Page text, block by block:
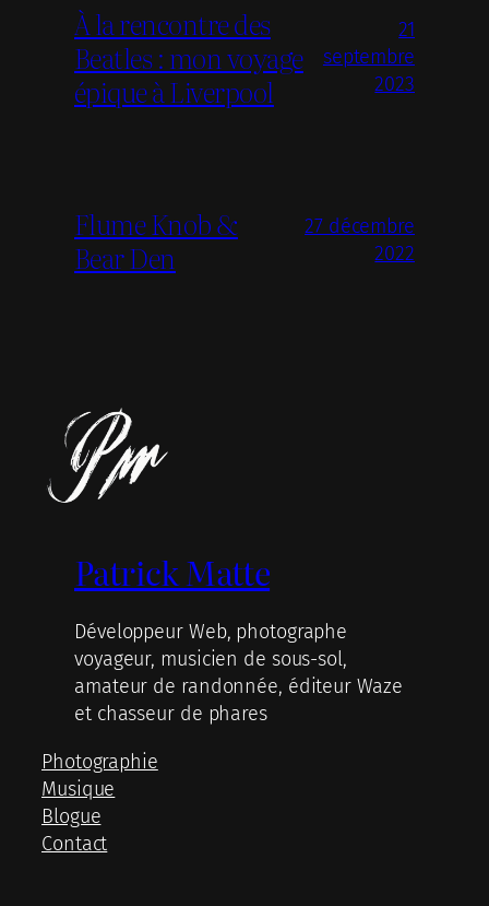
À la rencontre des
Beatles : mon voyage
épique à Liverpool
21
septembre
2023
Flume Knob &
Bear Den
27 décembre
2022
Patrick Matte
Développeur Web, photographe
voyageur, musicien de sous-sol,
amateur de randonnée, éditeur Waze
et chasseur de phares
Photographie
Musique
Blogue
Contact